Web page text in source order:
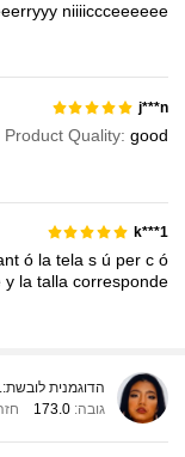
niiiiccceeeeee
j***n
Product Quality: good
k***1
ó la tela s ú per c ó
y la talla corresponde
הדוגמנית לובשת:
גובה: 173.0